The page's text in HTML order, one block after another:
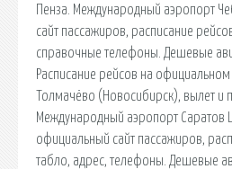
Пенза. Международный аэропорт
сайт пассажиров, расписание
справочные телефоны. Дешевые
Расписание рейсов на официальном
Толмачёво (Новосибирск), вылет и
Международный аэропорт Саратов
официальный сайт пассажиров,
табло, адрес, телефоны. Дешевые